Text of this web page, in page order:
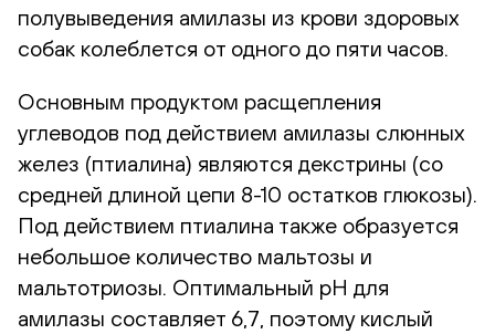
полувыведения амилазы из крови здоровых
собак колеблется от одного до пяти часов.
Основным продуктом расщепления
углеводов под действием амилазы слюнных
желез (птиалина) являются декстрины (со
средней длиной цепи 8-10 остатков глюкозы).
Под действием птиалина также образуется
небольшое количество мальтозы и
мальтотриозы. Оптимальный рН для
амилазы составляет 6,7, поэтому кислый